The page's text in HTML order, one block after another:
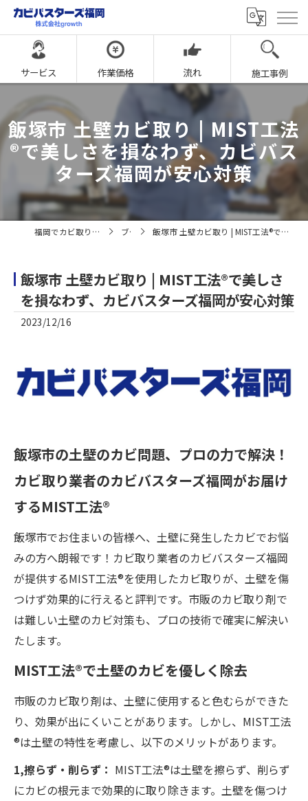
サービス 作業価格 流れ 施工事例
飯塚市 土壁カビ取り | MIST工法
®で美しさを損なわず、カビバス
ターズ福岡が安心対策
福岡でカビ取りならカビバスターズ福岡 ブログ 飯塚市 土壁カビ取り | MIST工法®で美しさを損なわず、カビバスターズ福岡が安心対策
飯塚市 土壁カビ取り | MIST工法®で美しさ
を損なわず、カビバスターズ福岡が安心対策
2023/12/16
飯塚市の土壁のカビ問題、プロの力で解決！
カビ取り業者のカビバスターズ福岡がお届け
するMIST工法®
飯塚市でお住まいの皆様へ、土壁に発生したカビでお悩
みの方へ朗報です！カビ取り業者のカビバスターズ福岡
が提供するMIST工法®を使用したカビ取りが、土壁を傷
つけず効果的に行えると評判です。市販のカビ取り剤で
は難しい土壁のカビ対策も、プロの技術で確実に解決い
たします。
MIST工法®で土壁のカビを優しく除去
市販のカビ取り剤は、土壁に使用すると色むらができた
り、効果が出にくいことがあります。しかし、MIST工法
®は土壁の特性を考慮し、以下のメリットがあります。
1,擦らず・削らず： MIST工法®は土壁を擦らず、削らず
にカビの根元まで効果的に取り除きます。土壁を傷つけ